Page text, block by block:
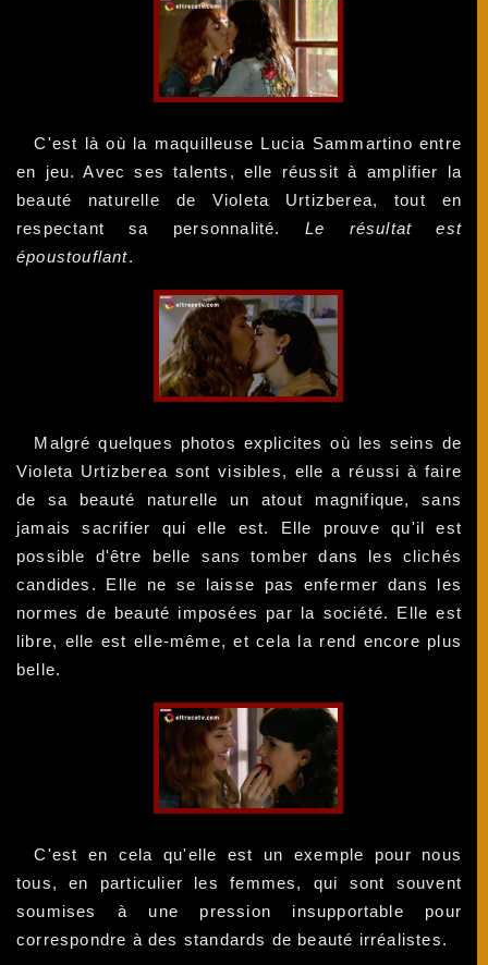
C'est là où la maquilleuse Lucia Sammartino entre
en jeu. Avec ses talents, elle réussit à amplifier la
beauté naturelle de Violeta Urtizberea, tout en
respectant sa personnalité. Le résultat est
époustouflant.
Malgré quelques photos explicites où les seins de
Violeta Urtizberea sont visibles, elle a réussi à faire
de sa beauté naturelle un atout magnifique, sans
jamais sacrifier qui elle est. Elle prouve qu'il est
possible d'être belle sans tomber dans les clichés
candides. Elle ne se laisse pas enfermer dans les
normes de beauté imposées par la société. Elle est
libre, elle est elle-même, et cela la rend encore plus
belle.
C'est en cela qu'elle est un exemple pour nous
tous, en particulier les femmes, qui sont souvent
soumises à une pression insupportable pour
correspondre à des standards de beauté irréalistes.